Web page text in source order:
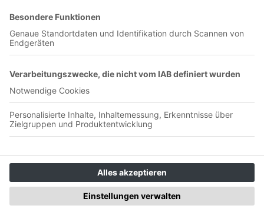
Partie zwischen Borussia Dortmund und dem FC Bayern
und Sebastian Hellmann aus Sky-Übertragung vom 9.
Bundesliga-Spieltag 2022/23. Minute 25: Atmosphärischer
Ausschnitt aus Bayern-Training in Doha (11.01.2023).
Minute 25: Orchestraler G-Dur-Septakkord, auch bei
folgender Nutzung aus "(Low) G Major 7 [Reversed Piano
Ambient] by TheOrchestraGuy". Minute 26:
Schreibmaschine, auch bei folgenden Nutzungen aus "old
typewriter.wav by monotraum". Minute 31: O-Ton von Julian
Nagelsmann: Ausschnitt aus ran-Bundesliga-Übertragung der
Partie zwischen dem FC Bayern und dem 1. FC Köln
folgenden Nutzungen aus "old typewriter.wav by
monotraum". Minute 33: Orchestraler G-Dur-Septakkord,
auch bei folgender Nutzung aus "(Low) G Major 7 [Reversed
Piano Ambient] by TheOrchestraGuy". Minute 33: O-Ton aus
Dazn-Übertragung des Champions-League-Rückspiels
zwischen dem FC Bayern und Paris (08.03.2023). Minute 34: